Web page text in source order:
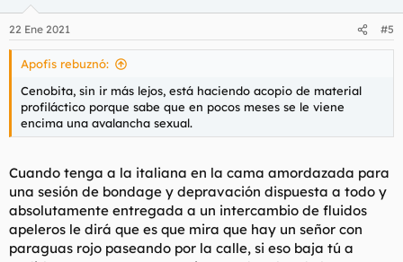
e
s
22 Ene 2021 #5
Apofis rebuznó:
Cenobita, sin ir más lejos, está haciendo acopio de material
profiláctico porque sabe que en pocos meses se le viene
encima una avalancha sexual.
Cuando tenga a la italiana en la cama amordazada para
una sesión de bondage y depravación dispuesta a todo y
absolutamente entregada a un intercambio de fluidos
apeleros le dirá que es que mira que hay un señor con
paraguas rojo paseando por la calle, si eso baja tú a